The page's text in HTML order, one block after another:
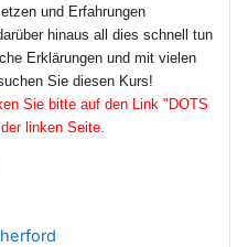
und Erfahrungen
hinaus all dies schnell tun
Erklärungen und mit vielen
Sie diesen Kurs!
Sie bitte auf den Link "DOTS
linken Seite.